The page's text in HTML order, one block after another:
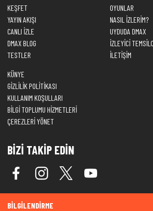
KEŞFET
YAYIN AKIŞI
CANLI İZLE
DMAX BLOG
TESTLER
OYUNLAR
NASIL İZLERİM?
UYDUDA DMAX
İZLEYİCİ
İLETİŞİM
KÜNYE
GİZLİLİK POLİTİKASI
KULLANIM KOŞULLARI
BİLGİ TOPLUMU HİZMETLERİ
ÇEREZLERİ YÖNET
BİZİ TAKİP EDİN
BİLGİLENDİRME